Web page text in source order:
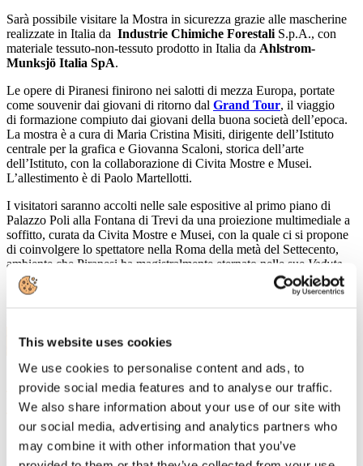
This website uses cookies
We use cookies to personalise content and ads, to
provide social media features and to analyse our traffic.
We also share information about your use of our site with
our social media, advertising and analytics partners who
may combine it with other information that you’ve
Sarà possibile visitare la Mostra in sicurezza grazie alle mascherine
realizzate in Italia da Industrie Chimiche Forestali S.p.A., con
materiale tessuto-non-tessuto prodotto in Italia da Ahlstrom-
Munksjö Italia SpA.
Le opere di Piranesi finirono nei salotti di mezza Europa, portate
come souvenir dai giovani di ritorno dal Grand Tour, il viaggio
di formazione compiuto dai giovani della buona società dell’epoca.
La mostra è a cura di Maria Cristina Misiti, dirigente dell’Istituto
centrale per la grafica e Giovanna Scaloni, storica dell’arte
dell’Istituto, con la collaborazione di Civita Mostre e Musei.
L’allestimento è di Paolo Martellotti.
I visitatori saranno accolti nelle sale espositive al primo piano di
Palazzo Poli alla Fontana di Trevi da una proiezione multimediale a
soffitto, curata da Civita Mostre e Musei, con la quale ci si propone
di coinvolgere lo spettatore nella Roma della metà del Settecento,
ambiente che Piranesi ha magistralmente eternato nelle sue Vedute
Ott, 2020
"CARTA: GRAND TOUR NUMERO 2":
Il Museo della Carta di Mele